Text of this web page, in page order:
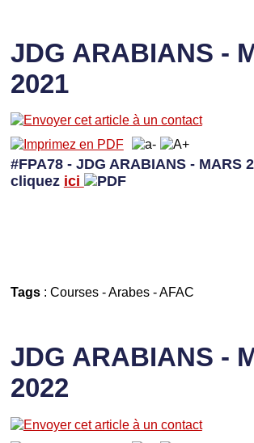
JDG ARABIANS -
2021
#FPA78 - JDG ARABIANS - MARS
cliquez ici
Tags: Courses-Arabes-AFAC
JDG ARABIANS -
2022